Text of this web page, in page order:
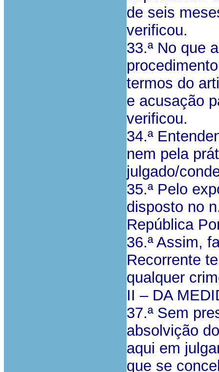
de seis
verificou.
33.ª No que
termos do
e acusação
verificou.
34.ª
nem pela
julgado/
35.ª Pelo
disposto no
República
36.ª Assim,
Recorrente
qualquer
II – DA
37.ª Sem
absolvição
aqui em
que se